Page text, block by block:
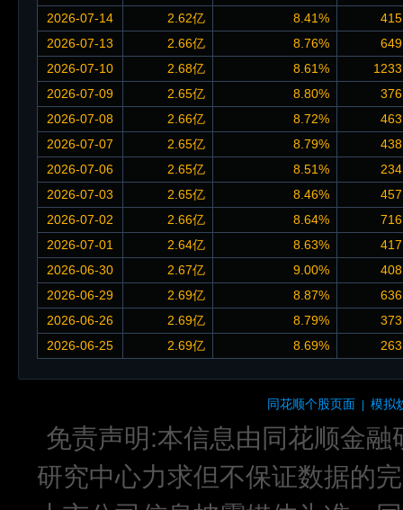
2026-07-14
2.62亿 8.41%
2026-07-13
2.66亿 8.76%
2026-07-10
2.68亿 8.61%
2026-07-09
2.65亿 8.80%
2026-07-08
2.66亿 8.72%
2026-07-07
2.65亿 8.79%
2026-07-06
2.65亿 8.51%
2026-07-03
2.65亿 8.46%
2026-07-02
2.66亿 8.64%
2026-07-01
2.64亿 8.63%
2026-06-30
2.67亿 9.00%
2026-06-29
2.69亿 8.87%
2026-06-26
2.69亿 8.79%
2026-06-25
2.69亿 8.69%
同花顺个股页面 模拟
免责声明:本信息由同花顺金
研究中心力求但不保证数据的